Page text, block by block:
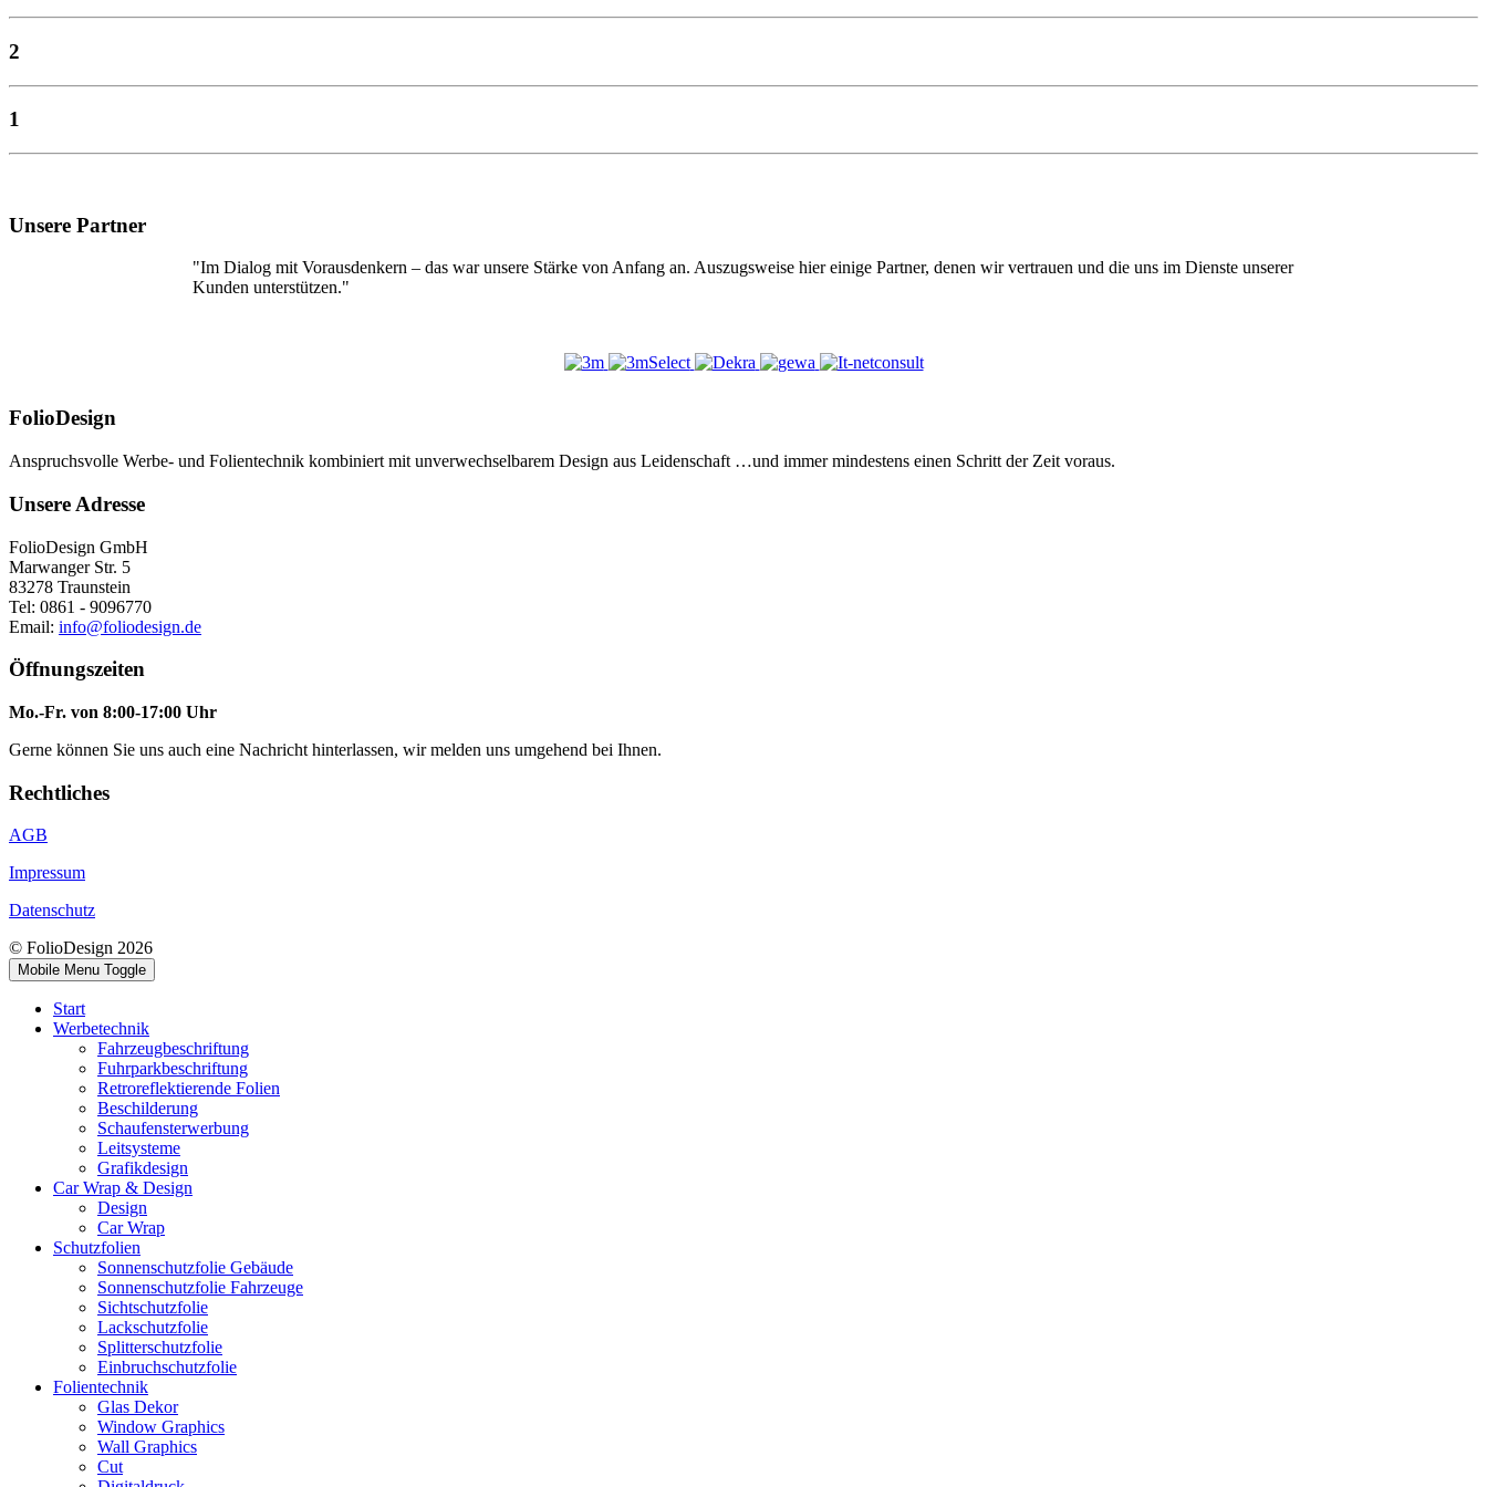
2
1
Unsere Partner
"Im Dialog mit Vorausdenkern – das war unsere Stärke von Anfang an. Auszugsweise hier einige Partner, denen wir vertrauen und die uns im Dienste unserer
Kunden unterstützen."
FolioDesign
Anspruchsvolle Werbe- und Folientechnik kombiniert mit unverwechselbarem Design aus Leidenschaft …und immer mindestens einen Schritt der Zeit voraus.
Unsere Adresse
FolioDesign GmbH
Marwanger Str. 5
83278 Traunstein
Tel: 0861 - 9096770
Email: info@foliodesign.de
Öffnungszeiten
Mo.-Fr. von 8:00-17:00 Uhr
Gerne können Sie uns auch eine Nachricht hinterlassen, wir melden uns umgehend bei Ihnen.
Rechtliches
AGB
Impressum
Datenschutz
© FolioDesign 2026
Mobile Menu Toggle
Start
Werbetechnik
Fahrzeugbeschriftung
Fuhrparkbeschriftung
Retroreflektierende Folien
Beschilderung
Schaufensterwerbung
Leitsysteme
Grafikdesign
Car Wrap & Design
Design
Car Wrap
Schutzfolien
Sonnenschutzfolie Gebäude
Sonnenschutzfolie Fahrzeuge
Sichtschutzfolie
Lackschutzfolie
Splitterschutzfolie
Einbruchschutzfolie
Folientechnik
Glas Dekor
Window Graphics
Wall Graphics
Cut